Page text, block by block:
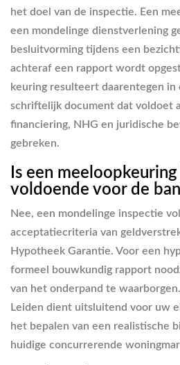
het doel van de inspectie. Een
een mondelinge dienstverlening
besluitvorming tijdens een
achteraf een rapport wordt
keuring resulteert daarentegen in
schriftelijk document dat voldoet
financiering, NHG en juridische
gebreken.
Is een
voldoende voor de
Nee, een mondelinge inspectie
acceptatiecriteria van
Hypotheek Garantie. Voor een
formeel bouwkundig rapport
van het onderpand te
Leiden dient uitsluitend voor uw
het bepalen van een realistische
huidige concurrerende